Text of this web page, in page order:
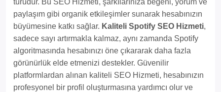
türüdür. Bu SEO Hizmeti, şarkılarınıza beğeni, yorum ve
paylaşım gibi organik etkileşimler sunarak hesabınızın
büyümesine katkı sağlar. Kaliteli Spotify SEO Hizmeti,
sadece sayı artırmakla kalmaz, aynı zamanda Spotify
algoritmasında hesabınızı öne çıkararak daha fazla
görünürlük elde etmenizi destekler. Güvenilir
platformlardan alınan kaliteli SEO Hizmeti, hesabınızın
profesyonel bir profil oluşturmasına yardımcı olur ve